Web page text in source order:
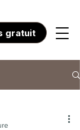
gratuit